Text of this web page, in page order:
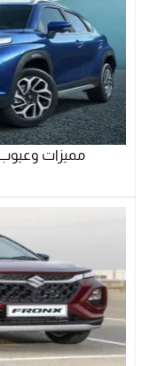
مميزات وعيوب